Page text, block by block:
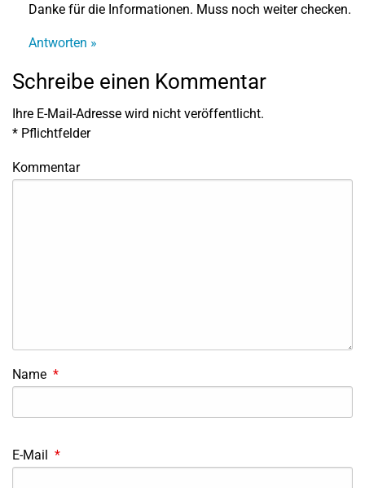
Danke für die Informationen. Muss noch weiter checken.
Antworten »
Schreibe einen Kommentar
Ihre E-Mail-Adresse wird nicht veröffentlicht.
* Pflichtfelder
Kommentar
Name *
E-Mail *